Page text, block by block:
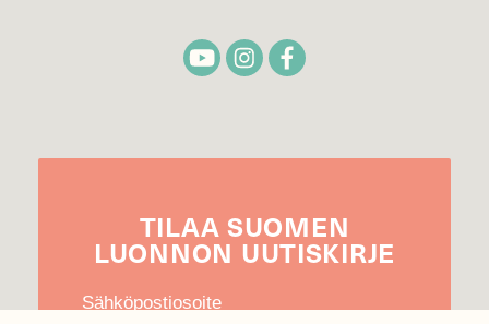
TILAA SUOMEN
LUONNON UUTIS­KIRJE
Sähköpostiosoite